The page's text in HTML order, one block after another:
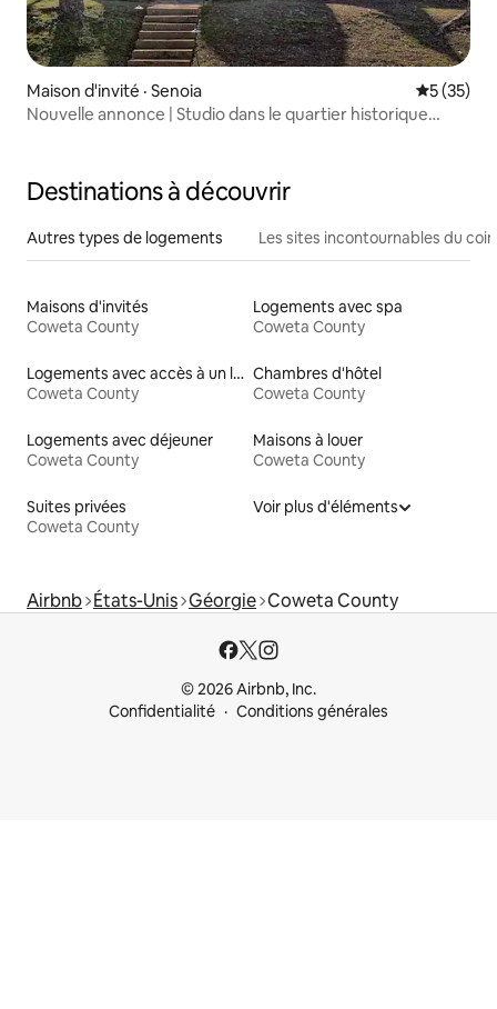
Maison d'invité · Senoia Note
5 (35)
Nouvelle annonce | Studio dans le quartier historique
Destinations à découvrir
Autres types de logements Les sites incontournables du coin
Maisons d'invités
Coweta County
Logements avec spa
Coweta County
Logements avec accès à un lac
Coweta County
Chambres d'hôtel
Coweta County
Logements avec déjeuner
Coweta County
Maisons à louer
Coweta County
Suites privées
Coweta County
Voir plus d'éléments
Airbnb États-Unis Géorgie Coweta County
© 2026 Airbnb, Inc.
Confidentialité
Conditions générales